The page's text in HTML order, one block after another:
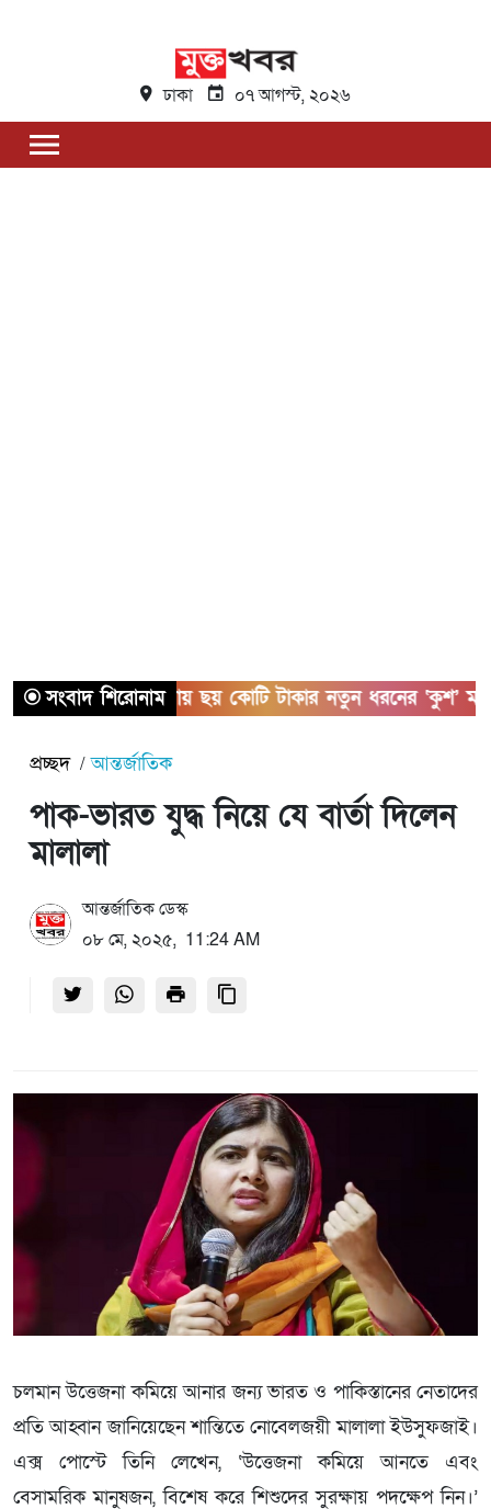
ঢাকা ০৭ আগস্ট, ২০২৬
সংবাদ শিরোনাম
সাতক্ষীরায় ছয় কোটি টাকার নতুন ধরনের ‘কুশ’
প্রচ্ছদ আন্তর্জাতিক
পাক-ভারত যুদ্ধ নিয়ে যে বার্তা দিলেন
মালালা
আন্তর্জাতিক ডেস্ক
০৮ মে, ২০২৫, 11:24 AM
চলমান উত্তেজনা কমিয়ে আনার জন্য ভারত ও পাকিস্তানের নেতাদের
প্রতি আহ্বান জানিয়েছেন শান্তিতে নোবেলজয়ী মালালা ইউসুফজাই।
এক্স পোস্টে তিনি লেখেন, ‘উত্তেজনা কমিয়ে আনতে এবং
বেসামরিক মানুষজন, বিশেষ করে শিশুদের সুরক্ষায় পদক্ষেপ নিন।’